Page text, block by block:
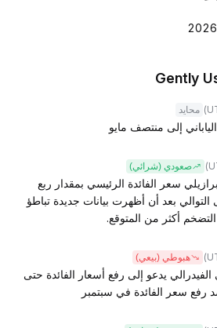
محايد
إلى منتصف مايو
صعودي (شرائي)
سعر الفائدة الرئيسي بمقدار ربع
بعد أن أظهرت بيانات جديدة تباطؤ
أكثر من المتوقع.
هبوطي (بيعي)
يدعو إلى رفع أسعار الفائدة حتى
رفع سعر الفائدة في سبتمبر